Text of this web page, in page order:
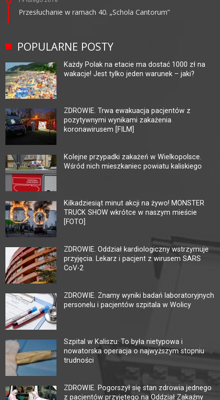
Przesłuchanie w ramach 40. „Schola Cantorum”
POPULARNE POSTY
Każdy Polak na etacie ma dostać 1000 zł na
wakacje! Jest tylko jeden warunek – jaki?
ZDROWIE. Trwa ewakuacja pacjentów z
pozytywnymi wynikami zakażenia
koronawirusem [FILM]
Kolejne przypadki zakażeń w Wielkopolsce.
Wśród nich mieszkaniec powiatu kaliskiego
Kilkadziesiąt minut akcji na żywo! MONSTER
TRUCK SHOW wkrótce w naszym mieście
[FOTO]
ZDROWIE. Oddział kardiologiczny wstrzymuje
przyjęcia. Lekarz i pacjent z wirusem SARS
CoV-2
ZDROWIE. Znamy wyniki badań laboratoryjnych
personelu i pacjentów szpitala w Wolicy
Szpital w Kaliszu: To była nietypowa i
nowatorska operacja o najwyższym stopniu
trudności
ZDROWIE. Pogorszył się stan zdrowia jednego
z pacjentów przyjętego na Oddział Zakaźny